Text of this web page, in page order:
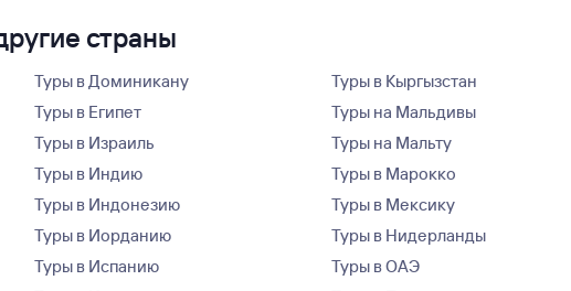
страны
Туры в Доминикану
Туры в Египет
Туры в Израиль
Туры в Индию
Туры в Индонезию
Туры в Иорданию
Туры в Испанию
Туры в Кыргызстан
Туры на Мальдивы
Туры на Мальту
Туры в Марокко
Туры в Мексику
Туры в Нидерланды
Туры в ОАЭ